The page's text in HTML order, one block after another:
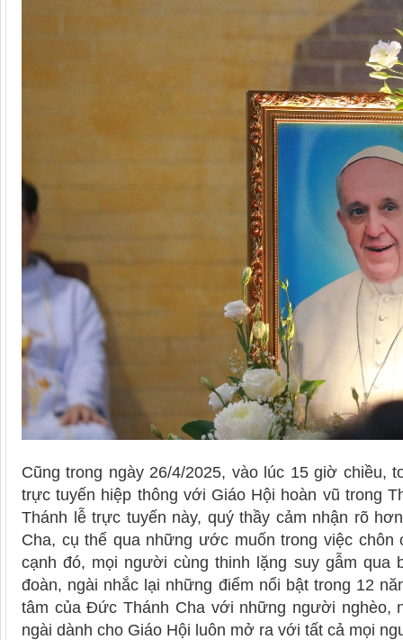
Cũng trong ngày 26/4/2025, vào lúc 15 giờ chiều,
trực tuyến hiệp thông với Giáo Hội hoàn vũ trong
Thánh lễ trực tuyến này, quý thầy cảm nhận rõ
Cha, cụ thể qua những ước muốn trong việc
cạnh đó, mọi người cùng thinh lặng suy gẫm
đoàn, ngài nhắc lại những điểm nổi bật trong 12
tâm của Đức Thánh Cha với những người nghèo,
ngài dành cho Giáo Hội luôn mở ra với tất cả mọi